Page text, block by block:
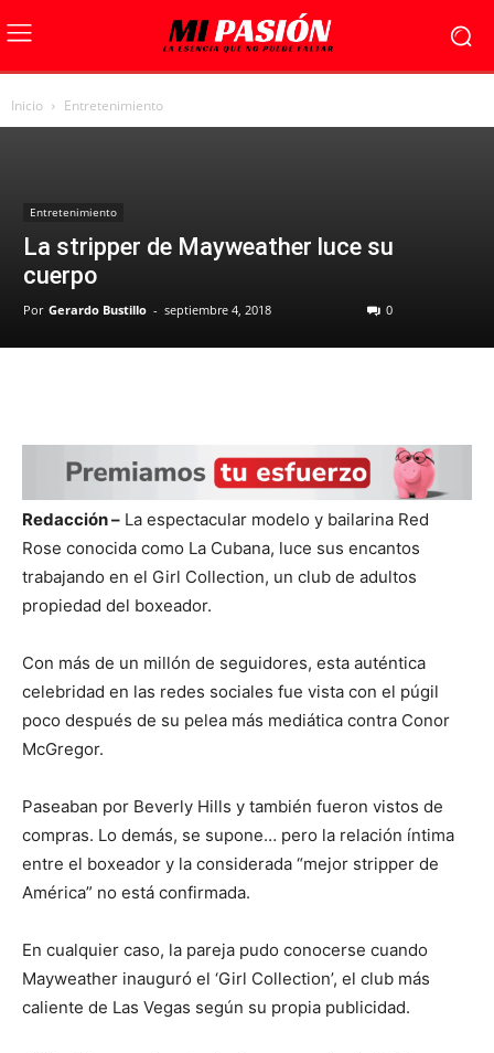
Inicio Entretenimiento
Entretenimiento
La stripper de Mayweather luce su
cuerpo
Por Gerardo Bustillo - septiembre 4, 2018 0
Redacción – La espectacular modelo y bailarina Red
Rose conocida como La Cubana, luce sus encantos
trabajando en el Girl Collection, un club de adultos
propiedad del boxeador.
Con más de un millón de seguidores, esta auténtica
celebridad en las redes sociales fue vista con el púgil
poco después de su pelea más mediática contra Conor
McGregor.
Paseaban por Beverly Hills y también fueron vistos de
compras. Lo demás, se supone… pero la relación íntima
entre el boxeador y la considerada “mejor stripper de
América” no está confirmada.
En cualquier caso, la pareja pudo conocerse cuando
Mayweather inauguró el ‘Girl Collection’, el club más
caliente de Las Vegas según su propia publicidad.